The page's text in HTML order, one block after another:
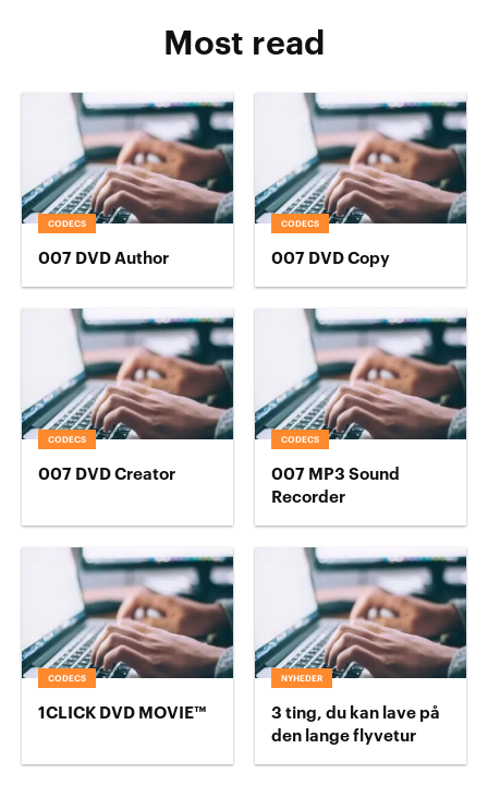
Most read
CODECS
007 DVD Author
CODECS
007 DVD Copy
CODECS
007 DVD Creator
CODECS
007 MP3 Sound
Recorder
CODECS
1CLICK DVD MOVIE™
NYHEDER
3 ting, du kan lave på
den lange flyvetur